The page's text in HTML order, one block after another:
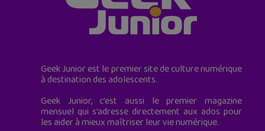
Geek Junior est le premier site de culture numérique
à destination des adolescents.
Geek Junior, c’est aussi le premier magazine
mensuel qui s’adresse directement aux ados pour
les aider à mieux maîtriser leur vie numérique.